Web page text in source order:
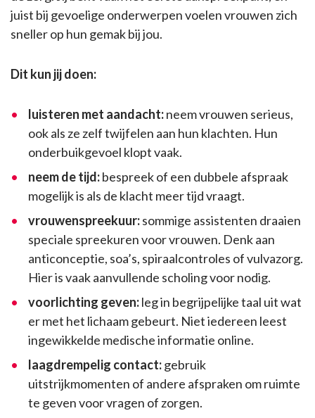
juist bij gevoelige onderwerpen voelen vrouwen zich
sneller op hun gemak bij jou.
Dit kun jij doen:
luisteren met aandacht:neem vrouwen serieus,
ook als ze zelf twijfelen aan hun klachten. Hun
onderbuikgevoel klopt vaak.
neem de tijd:bespreek of een dubbele afspraak
mogelijk is als de klacht meer tijd vraagt.
vrouwenspreekuur:sommige assistenten draaien
speciale spreekuren voor vrouwen. Denk aan
anticonceptie, soa’s, spiraalcontroles of vulvazorg.
Hier is vaak aanvullende scholing voor nodig.
voorlichting geven:leg in begrijpelijke taal uit wat
er met het lichaam gebeurt. Niet iedereen leest
ingewikkelde medische informatie online.
laagdrempelig contact:gebruik
uitstrijkmomenten of andere afspraken om ruimte
te geven voor vragen of zorgen.